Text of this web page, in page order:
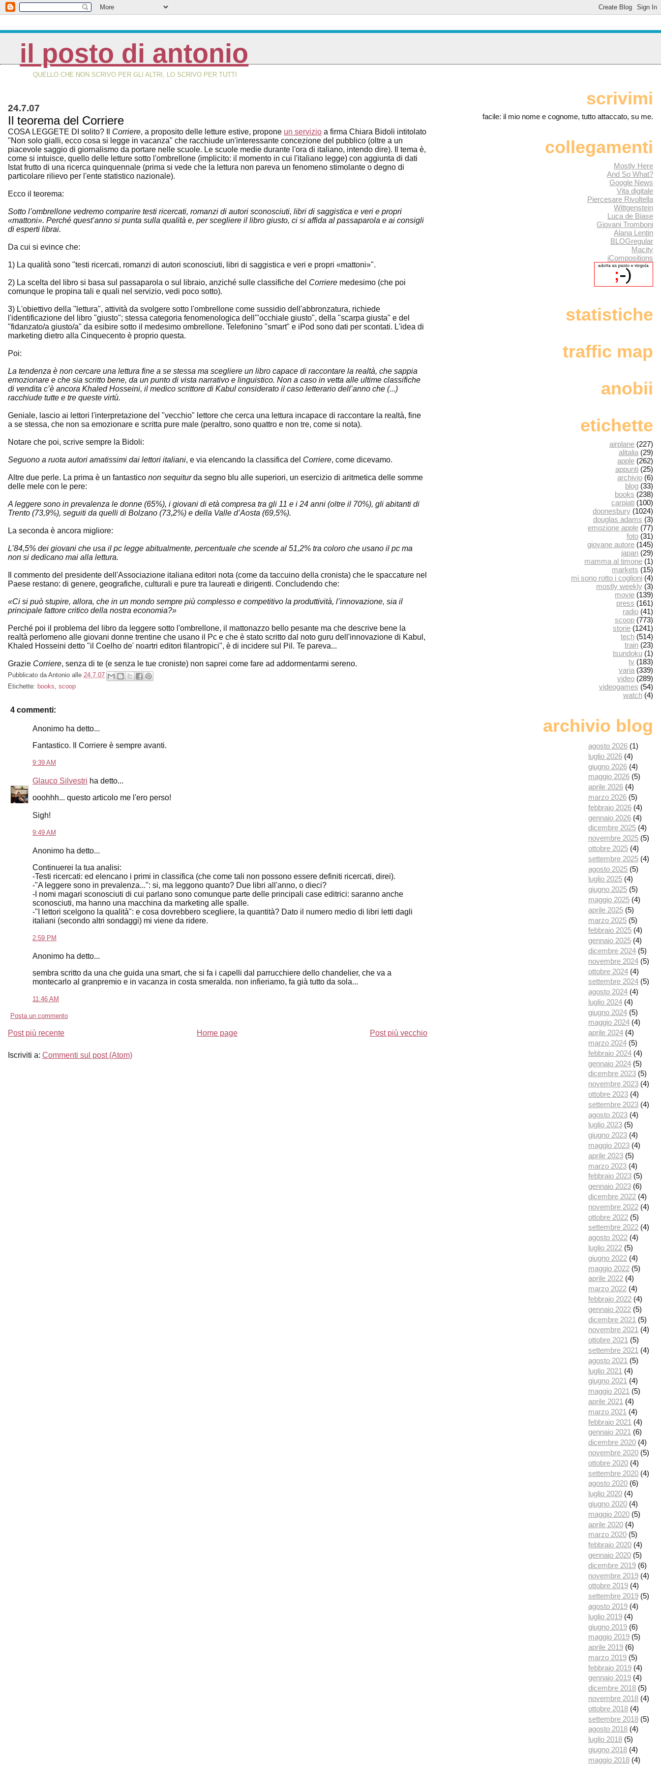
il posto di antonio
QUELLO CHE NON SCRIVO PER GLI ALTRI, LO SCRIVO PER TUTTI
24.7.07
Il teorema del Corriere
COSA LEGGETE DI solito? Il Corriere, a proposito delle letture estive, propone un servizio a firma Chiara Bidoli intitolato
"Non solo gialli, ecco cosa si legge in vacanza" che racchiude un'interessante concezione del pubblico (oltre a un
piacevole saggio di giornalismo da portare nelle scuole. Le scuole medie durante l'ora di italiano, intendo dire). Il tema è,
come si intuisce, quello delle letture sotto l'ombrellone (implicito: il momento in cui l'italiano legge) con aggiunta di dati
Istat frutto di una ricerca quinquennale (prima si vede che la lettura non pareva un fenomeno stimolante o degno di
particolare rilievo per l'ente statistico nazionale).
Ecco il teorema:
Sotto l’ombrellone vedremo comparire testi ricercati, romanzi di autori sconosciuti, libri di saggistica e veri e propri
«mattoni». Perché quest’anno si punta sulla qualità e, per scegliere il libro giusto, ci si affida al passaparola e ai consigli
di esperti librai.
Da cui si evince che:
1) La qualità sono "testi ricercati, romanzi di autori sconosciuti, libri di saggistica e veri e propri «mattoni»".
2) La scelta del libro si basa sul passaparola o sul libraio, anziché sulle classifiche del Corriere medesimo (che poi
comunque le propina tali e quali nel servizio, vedi poco sotto).
3) L'obiettivo della "lettura", attività da svolgere sotto l'ombrellone come sussidio dell'abbronzatura, richiede
l'identificazione del libro "giusto"; stessa categoria fenomenologica dell'"occhiale giusto", della "scarpa giusta" e del
"fidanzato/a giusto/a" da esibire sotto il medesimo ombrellone. Telefonino "smart" e iPod sono dati per scontati. L'idea di
marketing dietro alla Cinquecento è proprio questa.
Poi:
La tendenza è non cercare una lettura fine a se stessa ma scegliere un libro capace di raccontare la realtà, che sappia
emozionare e che sia scritto bene, da un punto di vista narrativo e linguistico. Non a caso in vetta alle ultime classifiche
di vendita c’è ancora Khaled Hosseini, il medico scrittore di Kabul considerato il caso letterario dell’anno che (...)
racchiude tutte e tre queste virtù.
Geniale, lascio ai lettori l'interpretazione del "vecchio" lettore che cerca una lettura incapace di raccontare la realtà, fine
a se stessa, che non sa emozionare e scritta pure male (peraltro, sono quattro e non tre, come si nota).
Notare che poi, scrive sempre la Bidoli:
Seguono a ruota autori amatissimi dai lettori italiani, e via elencando la classifica del Corriere, come dicevamo.
Altre due perle. La prima è un fantastico non sequiturda segno blu alle superiori, un esercizio di aritmetica delle somme
delle mele con le pere:
A leggere sono in prevalenza le donne (65%), i giovani di età compresa tra gli 11 e i 24 anni (oltre il 70%), gli abitanti di
Trento (73,9%), seguiti da quelli di Bolzano (73,2%) e della Valle d’Aosta (69,5%).
La seconda è ancora migliore:
L’84,5% dei giovani che usa il pc legge abitualmente, percentuale che scende al 51,2% tra coloro che usano il pc ma
non si dedicano mai alla lettura.
Il commento del presidente dell'Associazione italiana editori nota (come da taccuino della cronista) che le spaccature nel
Paese restano: di genere, geografiche, culturali e pure tra laureati e dirigenti. Concludendo che:
«Ci si può stupire, allora, che in un mondo sempre più complesso e competitivo la produttività, l’innovazione, sia il
principale fattore critico della nostra economia?»
Perché poi il problema del libro da leggere sotto l'ombrellone, il mattonazzo bello pesante ma che descrive bene la
realtà perlomeno alle giovani donne trentine che usano il Pc e che è stato scritto dal noto guru dell'innovazione di Kabul,
Khaled Hosseini detto "il Coelho de' noartri editori filantropici", è di incidere sul Pil. Te pareva...
Grazie Corriere, senza di te (e senza le tue croniste) non saprei come fare ad addormentarmi sereno.
Pubblicato da Antonio alle 24.7.07
Etichette: books, scoop
4 commenti:
Anonimo ha detto...
Fantastico. Il Corriere è sempre avanti.
9:39 AM
Glauco Silvestri ha detto...
ooohhh... questo articolo me l'ero perso!
Sigh!
9:49 AM
Anonimo ha detto...
Continuerei la tua analisi:
-Testi ricercati: ed elencano i primi in classifica (che come tali non possono essere definiti ricercati, direi).
-"A leggere sono in prevalenza...": si, ma leggono quanto? Due libri all'anno, o dieci?
-I nomi magari sconosciuti di cui parlano sono comunque parte delle principali case editrici: saranno anche
sconosciuti, ma hanno una macchina da marketing alle spalle.
-"I lettori scelgono la qualità": e cosa dovrebbero scegliere, la quantità? Dato il numero medio di libri letti dagli
italiani (secondo altri sondaggi) mi viene da ridere.
2:59 PM
Anonimo ha detto...
sembra scritto da una che guida una smart, che si fa i capelli dal parrucchiere dello chandelier, che va a
montecarlo al granpremio e in vacanza in costa smeralda. non infieriamo, fa già tutto da sola...
11:46 AM
Posta un commento
Post più recente Post più vecchio
Home page
Iscriviti a: Commenti sul post (Atom)
scrivimi
facile: il mio nome e cognome, tutto attaccato, su me.
collegamenti
Mostly Here
And So What?
Google News
Vita digitale
Piercesare Rivoltella
Wittgenstein
Luca de Biase
Giovani Tromboni
Alana Lentin
BLOGregular
Macity
iCompositions
statistiche
traffic map
anobii
etichette
airplane (227)
alitalia (29)
apple (262)
appunti (25)
archivio (6)
blog (33)
books (238)
carpiati (100)
doonesbury (1024)
douglas adams (3)
emozione apple (77)
foto (31)
giovane autore (145)
japan (29)
mamma al timone (1)
markets (15)
mi sono rotto i coglioni (4)
mostly weekly (3)
movie (139)
press (161)
radio (41)
scoop (773)
storie (1241)
tech (514)
train (23)
tsundoku (1)
tv (183)
varia (339)
video (289)
videogames (54)
watch (4)
archivio blog
agosto 2026 (1)
luglio 2026 (4)
giugno 2026 (4)
maggio 2026 (5)
aprile 2026 (4)
marzo 2026 (5)
febbraio 2026 (4)
gennaio 2026 (4)
dicembre 2025 (4)
novembre 2025 (5)
ottobre 2025 (4)
settembre 2025 (4)
agosto 2025 (5)
luglio 2025 (4)
giugno 2025 (5)
maggio 2025 (4)
aprile 2025 (5)
marzo 2025 (5)
febbraio 2025 (4)
gennaio 2025 (4)
dicembre 2024 (5)
novembre 2024 (5)
ottobre 2024 (4)
settembre 2024 (5)
agosto 2024 (4)
luglio 2024 (4)
giugno 2024 (5)
maggio 2024 (4)
aprile 2024 (4)
marzo 2024 (5)
febbraio 2024 (4)
gennaio 2024 (5)
dicembre 2023 (5)
novembre 2023 (4)
ottobre 2023 (4)
settembre 2023 (4)
agosto 2023 (4)
luglio 2023 (5)
giugno 2023 (4)
maggio 2023 (4)
aprile 2023 (5)
marzo 2023 (4)
febbraio 2023 (5)
gennaio 2023 (6)
dicembre 2022 (4)
novembre 2022 (4)
ottobre 2022 (5)
settembre 2022 (4)
agosto 2022 (4)
luglio 2022 (5)
giugno 2022 (4)
maggio 2022 (5)
aprile 2022 (4)
marzo 2022 (4)
febbraio 2022 (4)
gennaio 2022 (5)
dicembre 2021 (5)
novembre 2021 (4)
ottobre 2021 (5)
settembre 2021 (4)
agosto 2021 (5)
luglio 2021 (4)
giugno 2021 (4)
maggio 2021 (5)
aprile 2021 (4)
marzo 2021 (4)
febbraio 2021 (4)
gennaio 2021 (6)
dicembre 2020 (4)
novembre 2020 (5)
ottobre 2020 (4)
settembre 2020 (4)
agosto 2020 (6)
luglio 2020 (4)
giugno 2020 (4)
maggio 2020 (5)
aprile 2020 (4)
marzo 2020 (5)
febbraio 2020 (4)
gennaio 2020 (5)
dicembre 2019 (6)
novembre 2019 (4)
ottobre 2019 (4)
settembre 2019 (5)
agosto 2019 (4)
luglio 2019 (4)
giugno 2019 (6)
maggio 2019 (5)
aprile 2019 (6)
marzo 2019 (5)
febbraio 2019 (4)
gennaio 2019 (4)
dicembre 2018 (5)
novembre 2018 (4)
ottobre 2018 (4)
settembre 2018 (5)
agosto 2018 (4)
luglio 2018 (5)
giugno 2018 (4)
maggio 2018 (4)